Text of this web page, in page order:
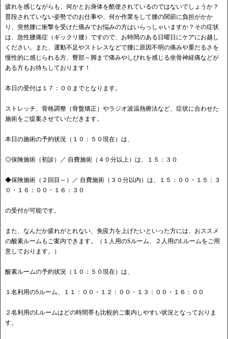
疲れを感じながらも、何かとお身体を酷使されているのではないでしょうか？
普段されていない姿勢でのお仕事や、何か作業をして腰の関節に負担がかか
り、突然腰に衝撃を受けた痛みでお悩みの方はいらっしゃいますか？その症状
は、急性腰痛症（ギックリ腰）ですので、お時間のある日曜日にケアにお越し
ください。また、運動不足やストレスなどで腰に原因不明の痛みや重だるさを
慢性的に感じられる方、臀部～脚まで痛みやしびれを感じる坐骨神経痛などが
ある方もお待ちしております！
本日の受付は１７：００までとなります。
ストレッチ、骨格調整（骨盤矯正）やラジオ波温熱療法など、症状に合わせた
施術をご提案させていただきます。
本日の施術の予約状況（１０：５０現在）は、
◎保険施術（初診）／ 自費施術（４０分以上）は、１５：３０
◆保険施術（２回目～）／ 自費施術（３０分以内）は、１５：００・１５：３
０・１６：００・１６：３０
の受付が可能です。
また、なんだか疲れがとれない、免疫力を上げたいといった方には、おススメ
の酸素ルームもご案内できます。（１人用のSルーム、２人用のLルームをご用
意しております。）
酸素ルームの予約状況（１０：５０現在）は、
１名利用のSルーム、１１：００・１２：００・１３：００・１６：００
２名利用のLルームはどの時間帯も比較的ご案内しやすい状況となっておりま
す。